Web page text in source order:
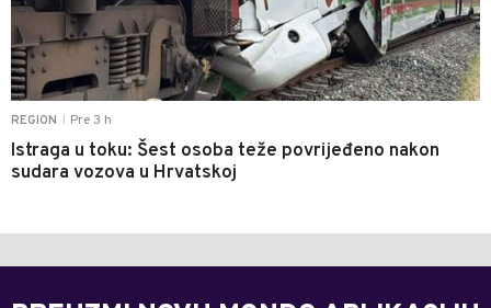
REGION Pre 3 h
Istraga u toku: Šest osoba teže povrijeđeno nakon
sudara vozova u Hrvatskoj